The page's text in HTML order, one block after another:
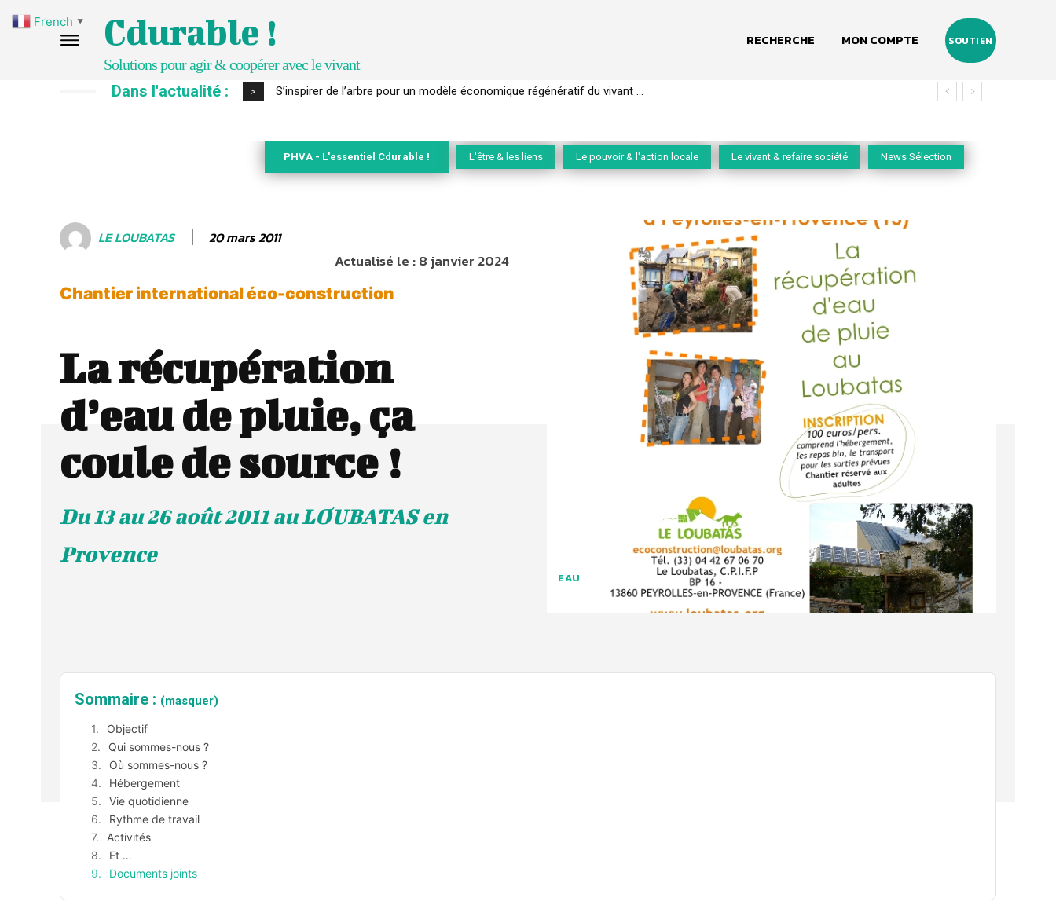
Cdurable !
Solutions pour agir & coopérer avec le vivant
RECHERCHE MON COMPTE SOUTIEN
Dans l'actualité : > S’inspirer de l’arbre pour un modèle économique régénératif du vivant …
PHVA - L'essentiel Cdurable ! L'être & les liens Le pouvoir & l'action locale Le vivant & refaire société News Sélection
LE LOUBATAS 20 mars 2011
Actualisé le :8 janvier 2024
Chantier international éco-construction
La récupération
d’eau de pluie, ça
coule de source !
Du 13 au 26 août 2011 au LOUBATAS en
Provence
EAU
Sommaire : (masquer)
Objectif
Qui sommes-nous ?
Où sommes-nous ?
Hébergement
Vie quotidienne
Rythme de travail
Activités
Et …
Documents joints
French ▼